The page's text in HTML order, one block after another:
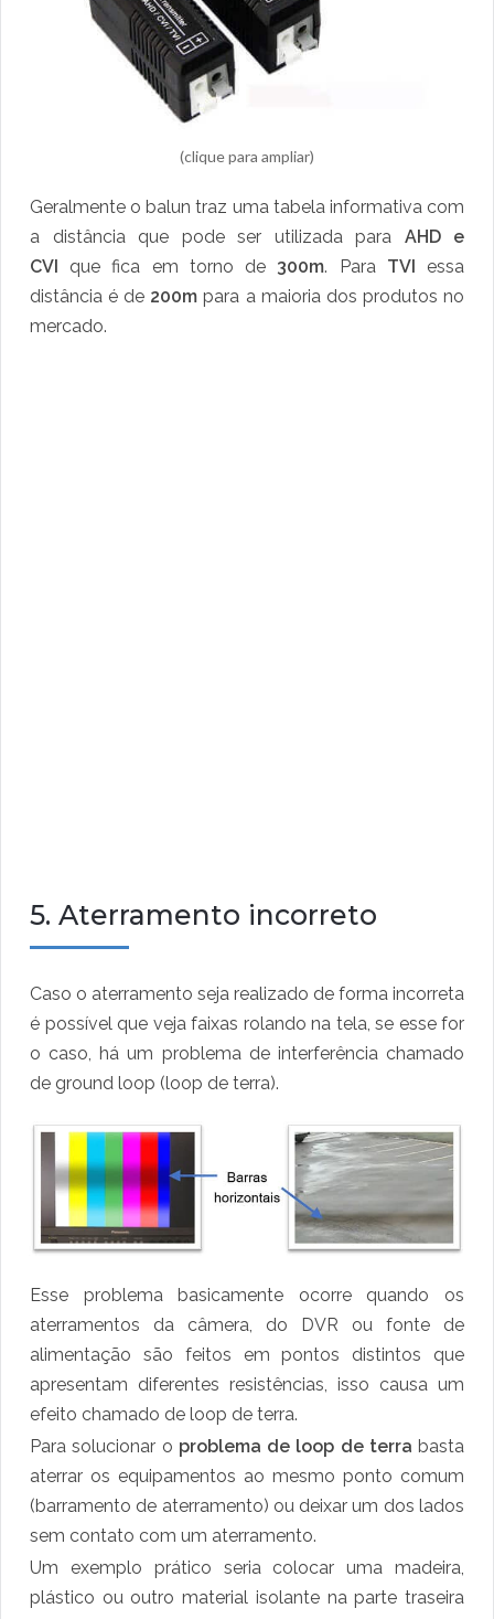
(clique para ampliar)
Geralmente o balun traz uma tabela informativa com
a distância que pode ser utilizada para AHD e
CVI que fica em torno de 300m. Para TVI essa
distância é de 200m para a maioria dos produtos no
mercado.
5. Aterramento incorreto
Caso o aterramento seja realizado de forma incorreta
é possível que veja faixas rolando na tela, se esse for
o caso, há um problema de interferência chamado
de ground loop (loop de terra).
Esse problema basicamente ocorre quando os
aterramentos da câmera, do DVR ou fonte de
alimentação são feitos em pontos distintos que
apresentam diferentes resistências, isso causa um
efeito chamado de loop de terra.
Para solucionar o problema de loop de terra basta
aterrar os equipamentos ao mesmo ponto comum
(barramento de aterramento) ou deixar um dos lados
sem contato com um aterramento.
Um exemplo prático seria colocar uma madeira,
plástico ou outro material isolante na parte traseira